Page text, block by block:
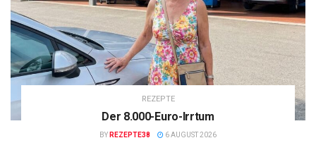
REZEPTE
Der 8.000-Euro-Irrtum
BY REZEPTE38 6 AUGUST 2026